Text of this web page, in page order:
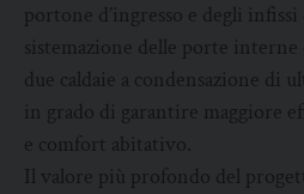
portone d’ingresso e degli
sistemazione delle porte interne
due caldaie a condensazione di
in grado di garantire maggiore
e comfort abitativo.
Il valore più profondo del